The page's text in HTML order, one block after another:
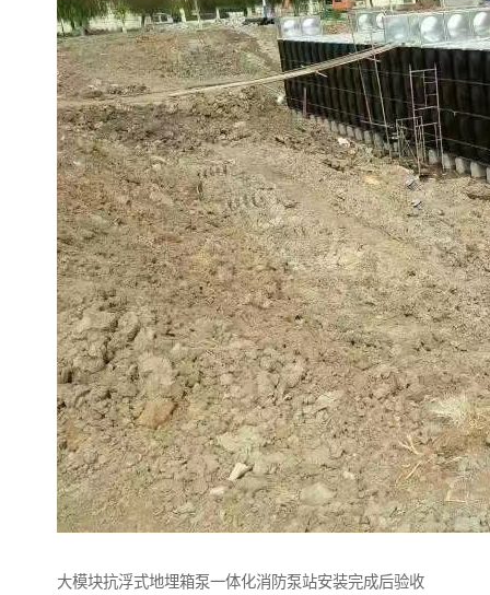
大模块抗浮式地埋箱泵一体化消防泵站安装完成后验收